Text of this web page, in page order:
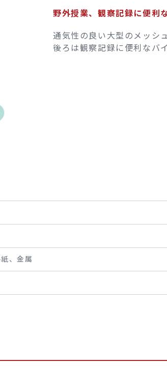
野外授業、観察記録に便利
通気性の良い大型のメッシ
後ろは観察記録に便利なバ
、金属